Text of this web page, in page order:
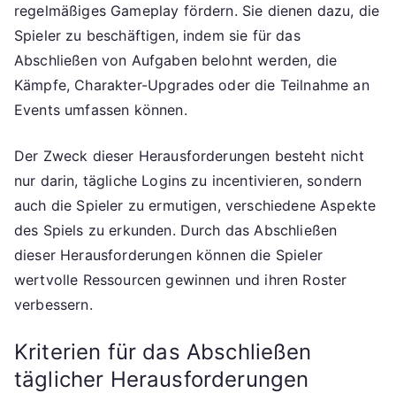
regelmäßiges Gameplay fördern. Sie dienen dazu, die
Spieler zu beschäftigen, indem sie für das
Abschließen von Aufgaben belohnt werden, die
Kämpfe, Charakter-Upgrades oder die Teilnahme an
Events umfassen können.
Der Zweck dieser Herausforderungen besteht nicht
nur darin, tägliche Logins zu incentivieren, sondern
auch die Spieler zu ermutigen, verschiedene Aspekte
des Spiels zu erkunden. Durch das Abschließen
dieser Herausforderungen können die Spieler
wertvolle Ressourcen gewinnen und ihren Roster
verbessern.
Kriterien für das Abschließen
täglicher Herausforderungen